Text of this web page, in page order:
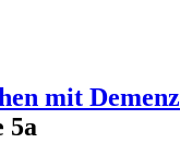
mit Demenz
5a